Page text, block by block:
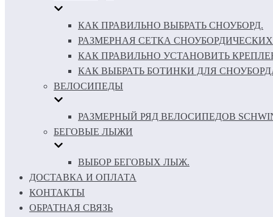
КАК ПРАВИЛЬНО ВЫБРАТЬ СНОУБОРД.
РАЗМЕРНАЯ СЕТКА
КАК ПРАВИЛЬНО УСТАНОВИТЬ
КАК ВЫБРАТЬ БОТИНКИ ДЛЯ
ВЕЛОСИПЕДЫ
РАЗМЕРНЫЙ РЯД ВЕЛОСИПЕДОВ
БЕГОВЫЕ ЛЫЖИ
ВЫБОР БЕГОВЫХ ЛЫЖ.
ДОСТАВКА И ОПЛАТА
КОНТАКТЫ
ОБРАТНАЯ СВЯЗЬ